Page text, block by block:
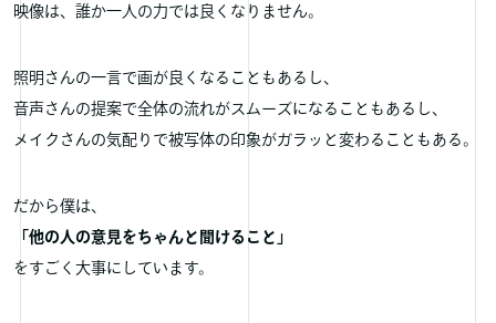
映像は、誰か一人の力では良くなりません。
照明さんの一言で画が良くなることもあるし、
音声さんの提案で全体の流れがスムーズになることもあるし、
メイクさんの気配りで被写体の印象がガラッと変わることもある。
だから僕は、
「他の人の意見をちゃんと聞けること」
をすごく大事にしています。